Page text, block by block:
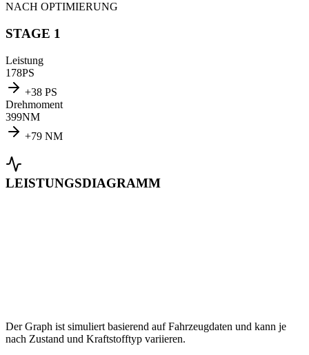
NACH OPTIMIERUNG
STAGE 1
Leistung
178PS
+38 PS
Drehmoment
399NM
+79 NM
LEISTUNGSDIAGRAMM
Der Graph ist simuliert basierend auf Fahrzeugdaten und kann je
nach Zustand und Kraftstofftyp variieren.